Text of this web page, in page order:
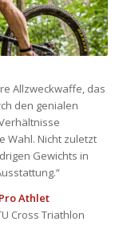
Allzweckwaffe, das
den genialen
Wahl. Nicht zuletzt
Gewichts in
Athlet
Cross Triathlon